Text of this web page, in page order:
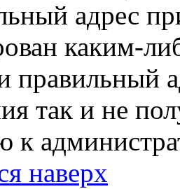
адрес
каким-
правильный
так и не
наверх